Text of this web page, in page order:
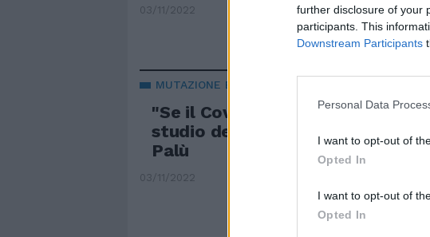
further disclosure of your
participants. This
Downstream Participants
Personal Data
I want to opt-out of
Opted In
I want to opt-out of
Opted In
03/11/2022
MUTAZIONE BENIGNA
"Se il Covid circola è meno
studio del team guidato dal
Palù
03/11/2022